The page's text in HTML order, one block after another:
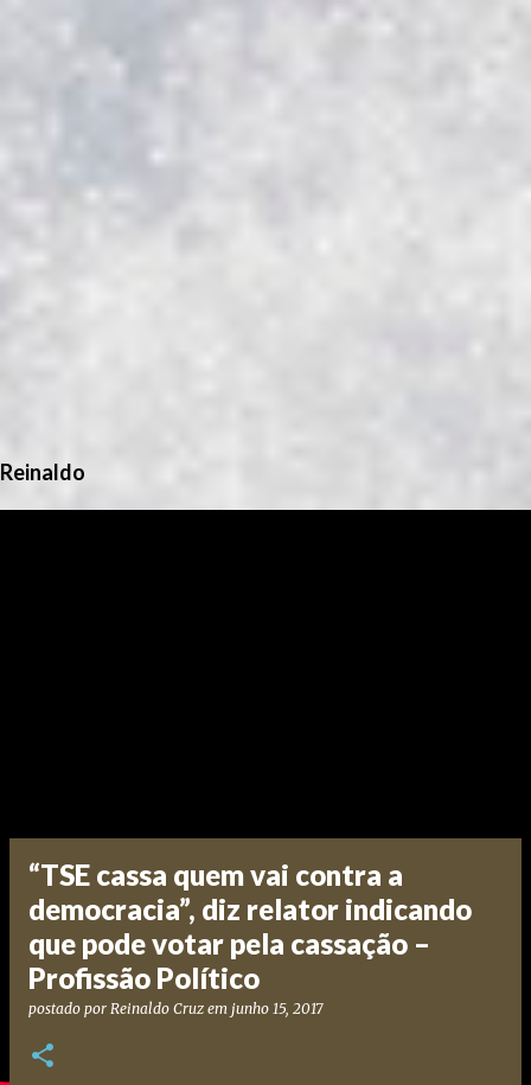
Reinaldo
“TSE cassa quem vai contra a
democracia”, diz relator indicando
que pode votar pela cassação –
Profissão Político
postado por Reinaldo Cruz em junho 15, 2017